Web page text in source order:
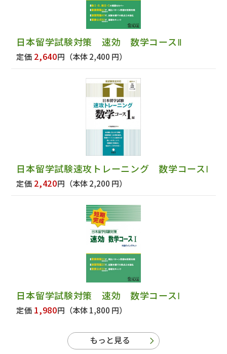
日本留学試験対策 速効 数学コースⅡ
定価 2,640円 （本体 2,400 円）
日本留学試験速攻トレーニング 数学コースⅠ
定価 2,420円 （本体 2,200 円）
日本留学試験対策 速効 数学コースⅠ
定価 1,980円 （本体 1,800 円）
もっと見る